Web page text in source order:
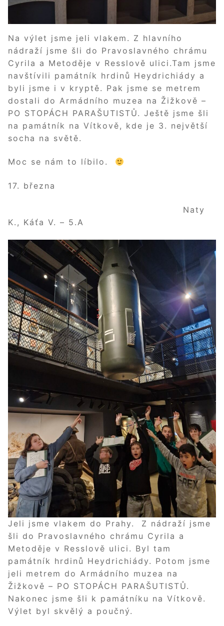
Na výlet jsme jeli vlakem. Z hlavního
nádraží jsme šli do Pravoslavného chrámu
Cyrila a Metoděje v Resslově ulici.Tam jsme
navštívili památník hrdinů Heydrichiády a
byli jsme i v kryptě. Pak jsme se metrem
dostali do Armádního muzea na Žižkově –
PO STOPÁCH PARAŠUTISTŮ. Ještě jsme šli
na památník na Vítkově, kde je 3. největší
socha na světě.
Moc se nám to líbilo.
17. března
Naty
K., Káťa V. – 5.A
Jeli jsme vlakem do Prahy. Z nádraží jsme
šli do Pravoslavného chrámu Cyrila a
Metoděje v Resslově ulici. Byl tam
památník hrdinů Heydrichiády. Potom jsme
jeli metrem do Armádního muzea na
Žižkově – PO STOPÁCH PARAŠUTISTŮ.
Nakonec jsme šli k památníku na Vítkově.
Výlet byl skvělý a poučný.